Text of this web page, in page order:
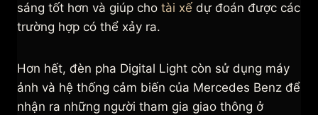
sáng tốt hơn và giúp cho tài xế dự đoán được các
trường hợp có thể xảy ra.
Hơn hết, đèn pha Digital Light còn sử dụng máy
ảnh và hệ thống cảm biến của Mercedes Benz để
nhận ra những người tham gia giao thông ở